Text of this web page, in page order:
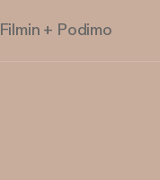
Filmin + Podimo